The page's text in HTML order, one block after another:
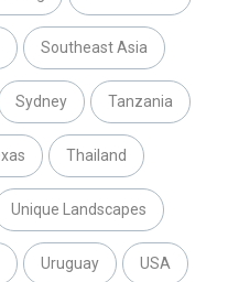
Southeast Asia
Sydney Tanzania
Thailand
Unique Landscapes
Uruguay USA